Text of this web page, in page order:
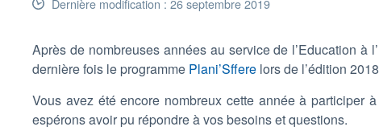
Dernière modification : 26 septembre 2019
Après de nombreuses années au service de l’Education à
dernière fois le programme Plani’Sffere lors de l’édition
Vous avez été encore nombreux cette année à participer
espérons avoir pu répondre à vos besoins et questions.